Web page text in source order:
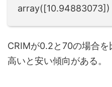
array([10.94883073])
CRIMが0.2と70の場合
高いと安い傾向がある。